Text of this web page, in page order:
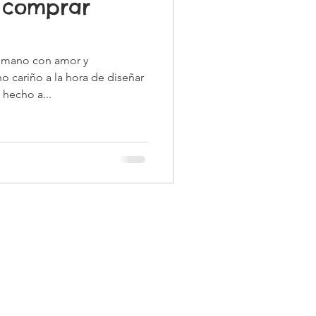
con amor y
cariño a la hora de diseñar
a...